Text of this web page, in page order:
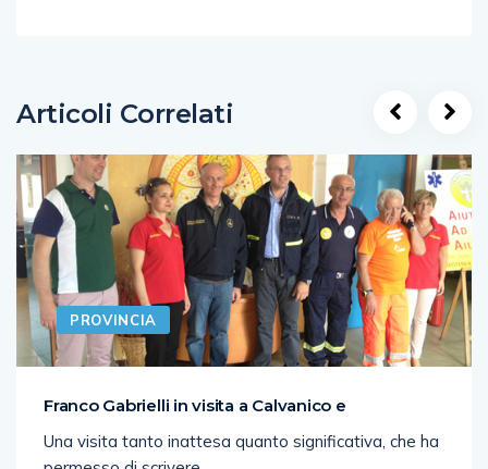
Articoli Correlati
PROVINCIA
Franco Gabrielli in visita a Calvanico e
Una visita tanto inattesa quanto significativa, che ha